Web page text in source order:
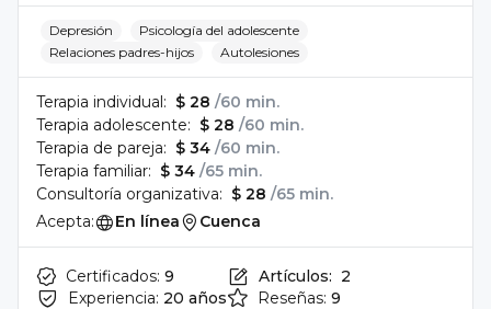
Depresión
Psicología del adolescente
Relaciones padres-hijos
Autolesiones
Terapia individual: $ 28 /60 min.
Terapia adolescente: $ 28 /60 min.
Terapia de pareja: $ 34 /60 min.
Terapia familiar: $ 34 /65 min.
Consultoría organizativa: $ 28 /65 min.
Acepta:
En línea Cuenca
Certificados: 9
Experiencia: 20 años
Artículos: 2
Reseñas: 9